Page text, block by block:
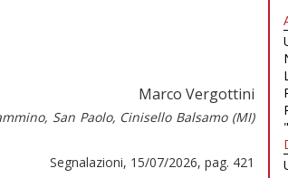
Marco Vergottini
San Paolo, Cinisello Balsamo (MI)
Segnalazioni, 15/07/2026, pag. 421